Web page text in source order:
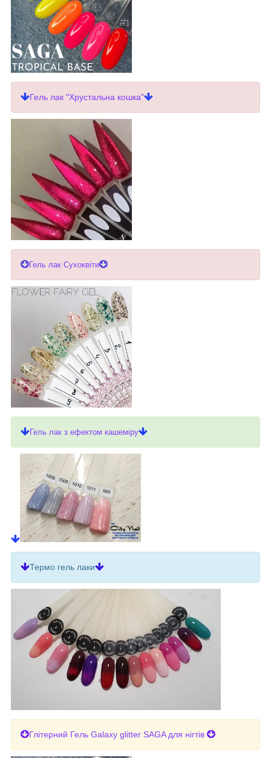
Гель лак "Хрустальна кошка"
Гель лак Сухоквіти
Гель лак з ефектом кашеміру
Термо гель лаки
Глітерний Гель Galaxy glitter SAGA для нігтів